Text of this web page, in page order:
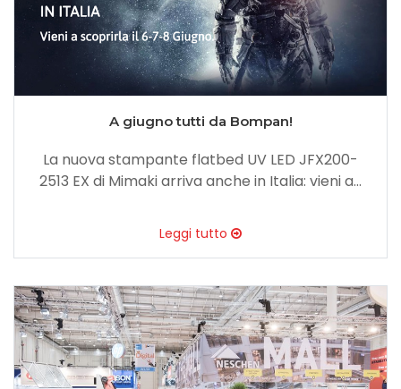
A giugno tutti da Bompan!
La nuova stampante flatbed UV LED JFX200-
2513 EX di Mimaki arriva anche in Italia: vieni a...
Leggi tutto